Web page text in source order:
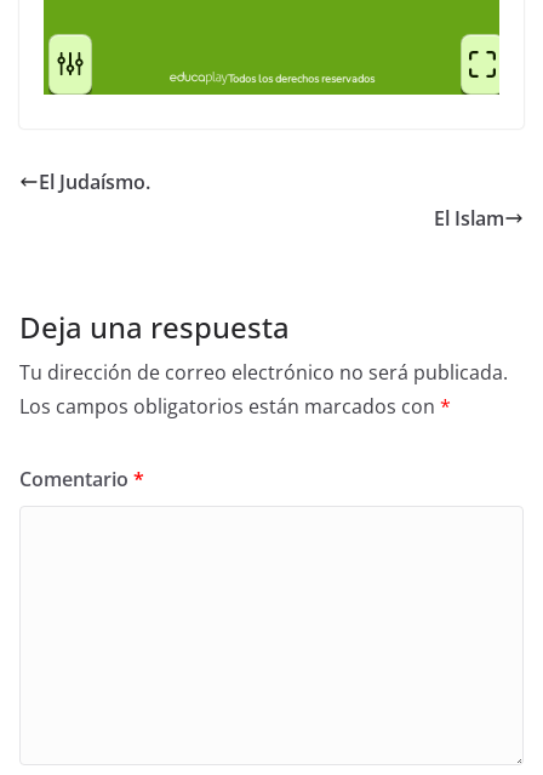
El Judaísmo.
El Islam
Deja una respuesta
Tu dirección de correo electrónico no será publicada.
Los campos obligatorios están marcados con *
Comentario *